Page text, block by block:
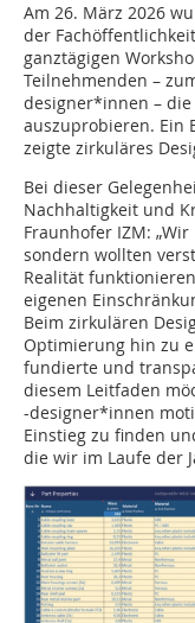
Am 26. März 2026
der
ganztägigen
Teilnehmenden –
designer*innen –
auszuprobieren. Ein
zeigte zirkuläres
Bei dieser
Nachhaltigkeit und
Fraunhofer IZM:
sondern wollten
Realität
eigenen
Beim zirkulären
Optimierung hin zu
fundierte und
diesem Leitfaden
-designer*innen
Einstieg zu finden
die wir im Laufe der